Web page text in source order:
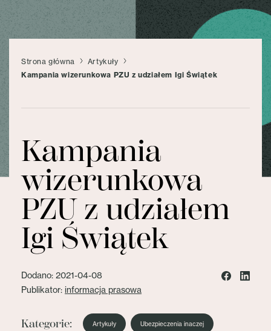
Strona główna
Artykuły
Kampania wizerunkowa PZU z udziałem Igi Świątek
Kampania
wizerunkowa
PZU z udziałem
Igi Świątek
Dodano: 2021-04-08
Publikator: informacja prasowa
Kategorie: Artykuły Ubezpieczenia inaczej